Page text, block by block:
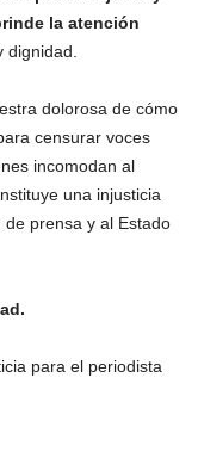
la atención
dolorosa de cómo
censurar voces
incomodan al
una injusticia
prensa y al Estado
para el periodista